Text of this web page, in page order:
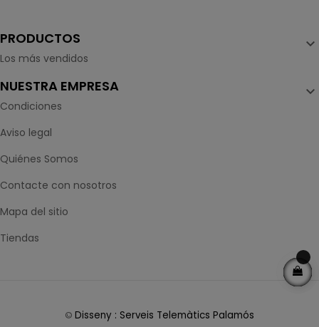
PRODUCTOS 
Los más vendidos
NUESTRA EMPRESA 
Condiciones
Aviso legal
Quiénes Somos
Contacte con nosotros
Mapa del sitio
Tiendas
© Disseny : Serveis Telemàtics Palamós